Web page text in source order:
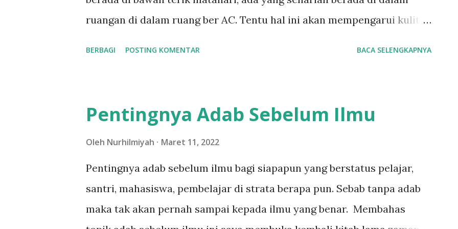
ruangan di dalam ruang ber AC. Tentu hal ini akan mempengarui kulit
cuci muka? Terutama saat sudah lelah seharian bekerja, pengennya
langsung rebahan aja. Ini adalah salah satu kebiasaan yang buruk untuk
kulit wajah. Membuat kuman, kuman dan kotoran menempel lebih lama.
Nah untuk merawat wajah agar selalu sehat dan cerah biasakan untuk
cuci muka minimal sehari dua kali terutama pagi hari dan sebelum
tidur. Kenapa sebelum tidur? Supaya menghilangkan kotoran dan
BERBAGI POSTING KOMENTAR BACA SELENGKAPNYA
Pentingnya Adab Sebelum Ilmu
Oleh Nurhilmiyah Maret 11, 2022
Pentingnya adab sebelum ilmu bagi siapapun yang berstatus pelajar,
santri, mahasiswa, pembelajar di strata berapa pun. Sebab tanpa adab
maka tak akan pernah sampai kepada ilmu yang benar. Membahas